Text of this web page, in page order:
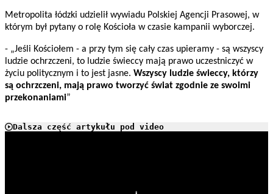
Metropolita łódzki udzielił wywiadu Polskiej Agencji Prasowej, w
którym był pytany o rolę Kościoła w czasie kampanii wyborczej.
- „Jeśli Kościołem - a przy tym się cały czas upieramy - są wszyscy
ludzie ochrzczeni, to ludzie świeccy mają prawo uczestniczyć w
życiu politycznym i to jest jasne. Wszyscy ludzie świeccy, którzy
są ochrzczeni, mają prawo tworzyć świat zgodnie ze swoimi
przekonaniami”
Dalsza część artykułu pod video